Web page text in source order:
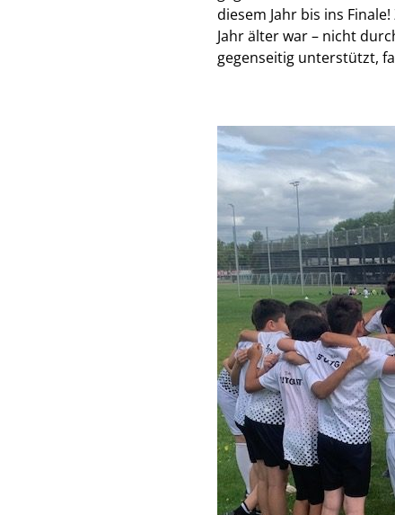
diesem Jahr bis ins
Jahr älter war – nicht
gegenseitig unterstützt,